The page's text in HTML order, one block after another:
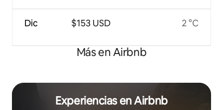
Dic $153 USD 2 °C
Más en Airbnb
Experiencias en Airbnb